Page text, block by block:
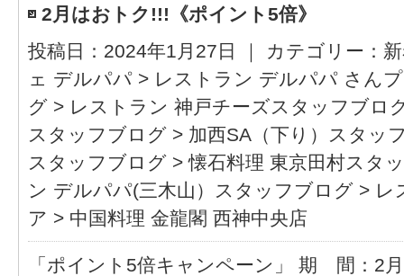
2月はおトク!!!《ポイント5倍》
投稿日：2024年1月27日 ｜ カテゴリー：
ェ デルパパ > レストラン デルパパ さん
グ > レストラン 神戸チーズスタッフブロ
スタッフブログ > 加西SA（下り）スタッ
スタッフブログ >懐石料理 東京田村スタ
ン デルパパ(三木山）スタッフブログ > レ
ア > 中国料理 金龍閣 西神中央店
「ポイント5倍キャンペーン」 期 間：2